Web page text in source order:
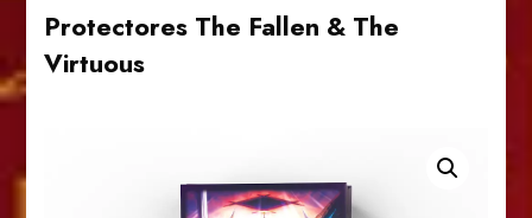
Protectores The Fallen & The
Virtuous